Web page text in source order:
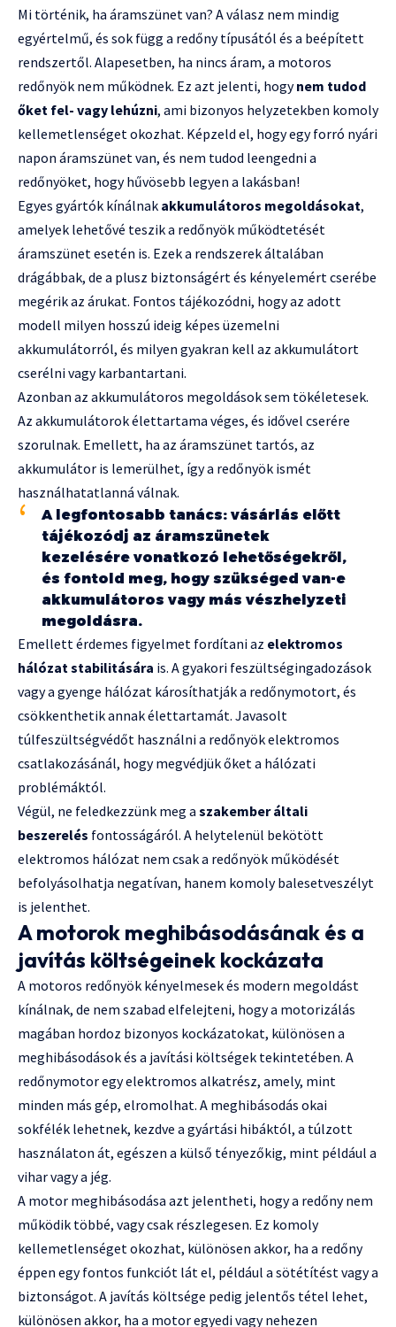
Mi történik, ha áramszünet van? A válasz nem mindig
egyértelmű, és sok függ a redőny típusától és a beépített
rendszertől. Alapesetben, ha nincs áram, a motoros
redőnyök nem működnek. Ez azt jelenti, hogynem tudod
őket fel- vagy lehúzni, ami bizonyos helyzetekben komoly
kellemetlenséget okozhat. Képzeld el, hogy egy forró nyári
napon áramszünet van, és nem tudod leengedni a
redőnyöket, hogy hűvösebb legyen a lakásban!
Egyes gyártók kínálnak akkumulátoros megoldásokat,
amelyek lehetővé teszik a redőnyök működtetését
áramszünet esetén is. Ezek a rendszerek általában
drágábbak, de a plusz biztonságért és kényelemért cserébe
megérik az árukat. Fontos tájékozódni, hogy az adott
modell milyen hosszú ideig képes üzemelni
akkumulátorról, és milyen gyakran kell az akkumulátort
cserélni vagy karbantartani.
Azonban az akkumulátoros megoldások sem tökéletesek.
Az akkumulátorok élettartama véges, és idővel cserére
szorulnak. Emellett, ha az áramszünet tartós, az
akkumulátor is lemerülhet, így a redőnyök ismét
használhatatlanná válnak.
A legfontosabb tanács: vásárlás előtt
tájékozódj az áramszünetek
kezelésére vonatkozó lehetőségekről,
és fontold meg, hogy szükséged van-e
akkumulátoros vagy más vészhelyzeti
megoldásra.
Emellett érdemes figyelmet fordítani az elektromos
hálózat stabilitására is. A gyakori feszültségingadozások
vagy a gyenge hálózat károsíthatják a redőnymotort, és
csökkenthetik annak élettartamát. Javasolt
túlfeszültségvédőt használni a redőnyök elektromos
csatlakozásánál, hogy megvédjük őket a hálózati
problémáktól.
Végül, ne feledkezzünk meg a szakember általi
beszerelés fontosságáról. A helytelenül bekötött
elektromos hálózat nem csak a redőnyök működését
befolyásolhatja negatívan, hanem komoly balesetveszélyt
is jelenthet.
A motorok meghibásodásának és a
javítás költségeinek kockázata
A motoros redőnyök kényelmesek és modern megoldást
kínálnak, de nem szabad elfelejteni, hogy a motorizálás
magában hordoz bizonyos kockázatokat, különösen a
meghibásodások és a javítási költségek tekintetében. A
redőnymotor egy elektromos alkatrész, amely, mint
minden más gép, elromolhat. A meghibásodás okai
sokfélék lehetnek, kezdve a gyártási hibáktól, a túlzott
használaton át, egészen a külső tényezőkig, mint például a
vihar vagy a jég.
A motor meghibásodása azt jelentheti, hogy a redőny nem
működik többé, vagy csak részlegesen. Ez komoly
kellemetlenséget okozhat, különösen akkor, ha a redőny
éppen egy fontos funkciót lát el, például a sötétítést vagy a
biztonságot. A javítás költsége pedig jelentős tétel lehet,
különösen akkor, ha a motor egyedi vagy nehezen